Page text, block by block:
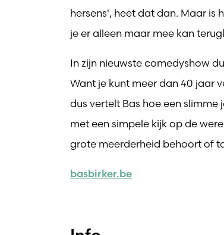
hersens', heet dat dan. Maar is
je er alleen maar mee kan
In zijn nieuwste comedyshow
Want je kunt meer dan 40 jaar
dus vertelt Bas hoe een
met een simpele kijk op de
grote meerderheid behoort of
basbirker.be